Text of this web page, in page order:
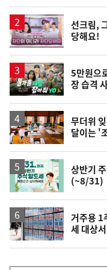
영
상
선크림,
당해요!
영
상
5만원으
장 습격
무더위
달이는 '
상반기
(~8/31)
거주용 1
세 대상